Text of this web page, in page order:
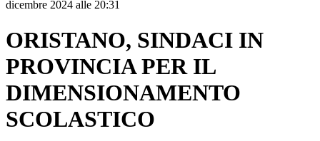
dicembre 2024 alle 20:31
ORISTANO, SINDACI IN
PROVINCIA PER IL
DIMENSIONAMENTO
SCOLASTICO